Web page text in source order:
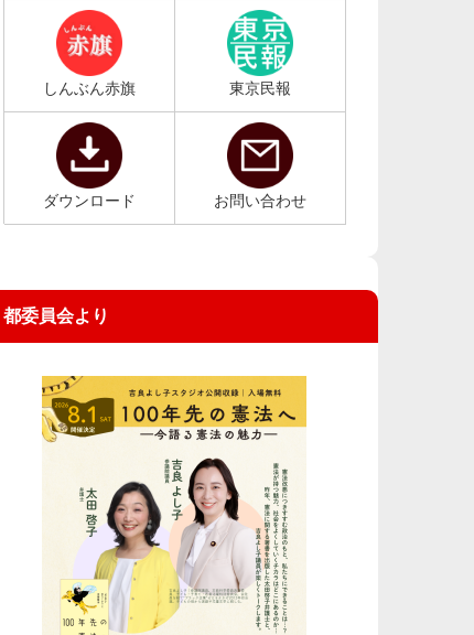
しんぶん赤旗 東京民報
ダウンロード お問い合わせ
都委員会より